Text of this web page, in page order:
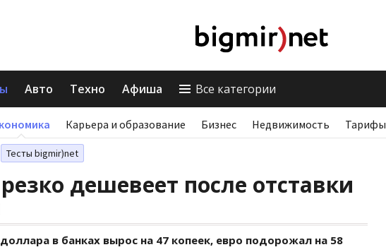
Авто Техно Афиша Все категории
Карьера и образование Бизнес Недвижимость Тарифы
Тесты bigmir)net
дешевеет после отставки
в банках вырос на 47 копеек, евро подорожал на 58